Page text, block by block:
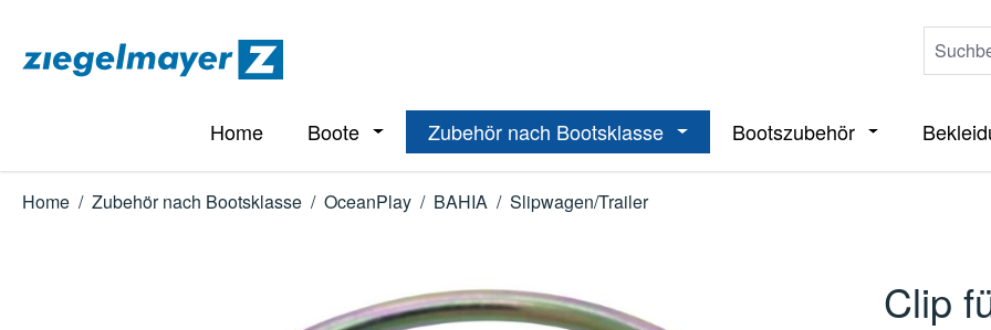
Home Boote Öffne oder Schließe das Dropdown der Kategorie Boote
Zubehör nach Bootsklasse Öffne oder Schließe das Dropdown
Bootszubehör Öffne oder
Home / Zubehör nach Bootsklasse / OceanPlay / BAHIA / Slipwagen/Trailer
Clip